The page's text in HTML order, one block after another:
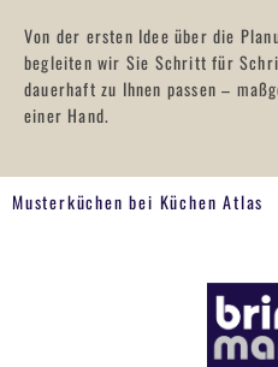
Von der ersten Idee über die
begleiten wir Sie Schritt für
dauerhaft zu Ihnen passen –
einer Hand.
Musterküchen bei Küchen Atlas